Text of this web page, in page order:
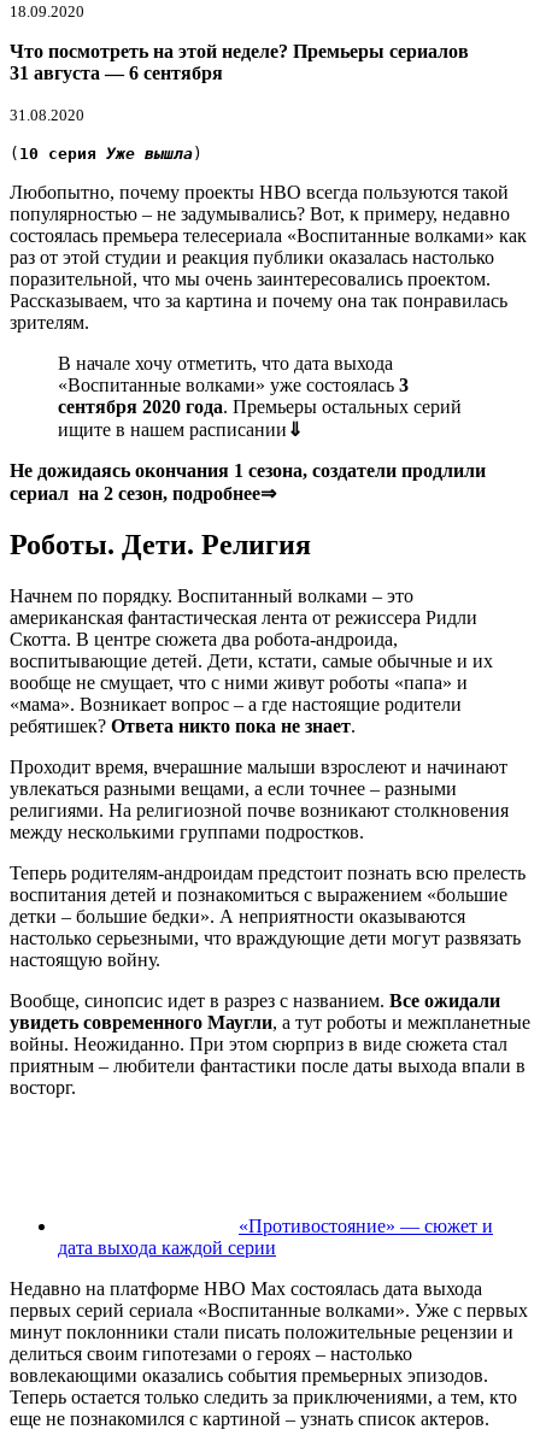
18.09.2020
Что посмотреть на этой неделе? Премьеры сериалов
31 августа — 6 сентября
31.08.2020
( 10 серия Уже вышла)
Любопытно, почему проекты HBO всегда пользуются такой
популярностью – не задумывались? Вот, к примеру, недавно
состоялась премьера телесериала «Воспитанные волками» как
раз от этой студии и реакция публики оказалась настолько
поразительной, что мы очень заинтересовались проектом.
Рассказываем, что за картина и почему она так понравилась
зрителям.
В начале хочу отметить, что дата выхода
«Воспитанные волками» уже состоялась 3
сентября 2020 года. Премьеры остальных серий
ищите в нашем расписании ⇓
Не дожидаясь окончания 1 сезона, создатели продлили
сериал на 2 сезон, подробнее⇒
Роботы. Дети. Религия
Начнем по порядку. Воспитанный волками – это
американская фантастическая лента от режиссера Ридли
Скотта. В центре сюжета два робота-андроида,
воспитывающие детей. Дети, кстати, самые обычные и их
вообще не смущает, что с ними живут роботы «папа» и
«мама». Возникает вопрос – а где настоящие родители
ребятишек? Ответа никто пока не знает.
Проходит время, вчерашние малыши взрослеют и начинают
увлекаться разными вещами, а если точнее – разными
религиями. На религиозной почве возникают столкновения
между несколькими группами подростков.
Теперь родителям-андроидам предстоит познать всю прелесть
воспитания детей и познакомиться с выражением «большие
детки – большие бедки». А неприятности оказываются
настолько серьезными, что враждующие дети могут развязать
настоящую войну.
Вообще, синопсис идет в разрез с названием. Все ожидали
увидеть современного Маугли, а тут роботы и межпланетные
войны. Неожиданно. При этом сюрприз в виде сюжета стал
приятным – любители фантастики после даты выхода впали в
восторг.
«Противостояние» — сюжет и
дата выхода каждой серии
Недавно на платформе HBO Max состоялась дата выхода
первых серий сериала «Воспитанные волками». Уже с первых
минут поклонники стали писать положительные рецензии и
делиться своим гипотезами о героях – настолько
вовлекающими оказались события премьерных эпизодов.
Теперь остается только следить за приключениями, а тем, кто
еще не познакомился с картиной – узнать список актеров.